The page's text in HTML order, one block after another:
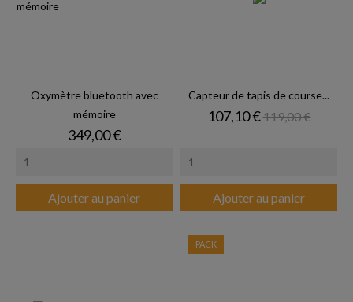
Oxymètre bluetooth avec
mémoire
Prix
349,00 €
Ajouter au panier
Capteur de tapis de course...
Prix
107,10 €Prix de base
119,00 €
Ajouter au panier
PACK